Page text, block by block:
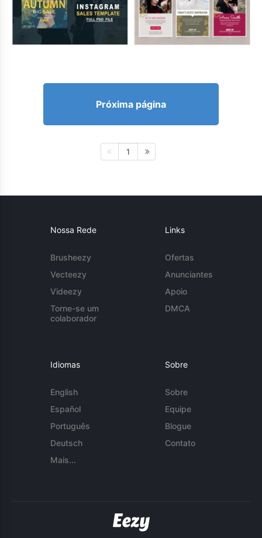
Próxima página
1
Nossa Rede
Brusheezy
Vecteezy
Videezy
Torne-se um
colaborador
Links
Ofertas
Anunciantes
Apoio
DMCA
Idiomas
English
Español
Português
Deutsch
Mais...
Sobre
Sobre
Equipe
Blogue
Contato